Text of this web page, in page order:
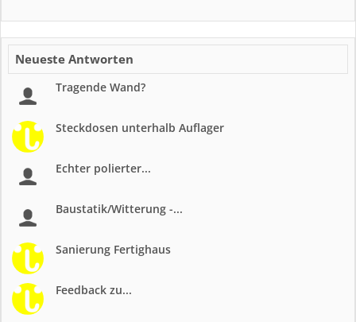
Neueste Antworten
Tragende Wand?
Steckdosen unterhalb Auflager
Echter polierter...
Baustatik/Witterung -...
Sanierung Fertighaus
Feedback zu...